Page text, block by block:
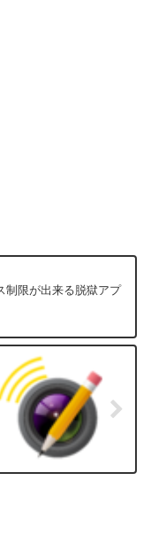
制限が出来る脱獄アプ